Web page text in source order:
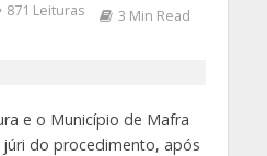
871 Leituras 3 Min Read
e o Município de Mafra
do procedimento, após